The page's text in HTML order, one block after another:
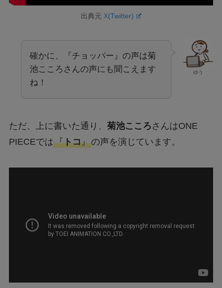
出典元 X(Twitter)
ゆう
確かに、『チョッパー』の声は菊
池こころさんの声にも聞こえます
ね！
ただ、上に書いた通り、 菊池こころさんはONE
PIECEでは『トコ』の声を演じています。